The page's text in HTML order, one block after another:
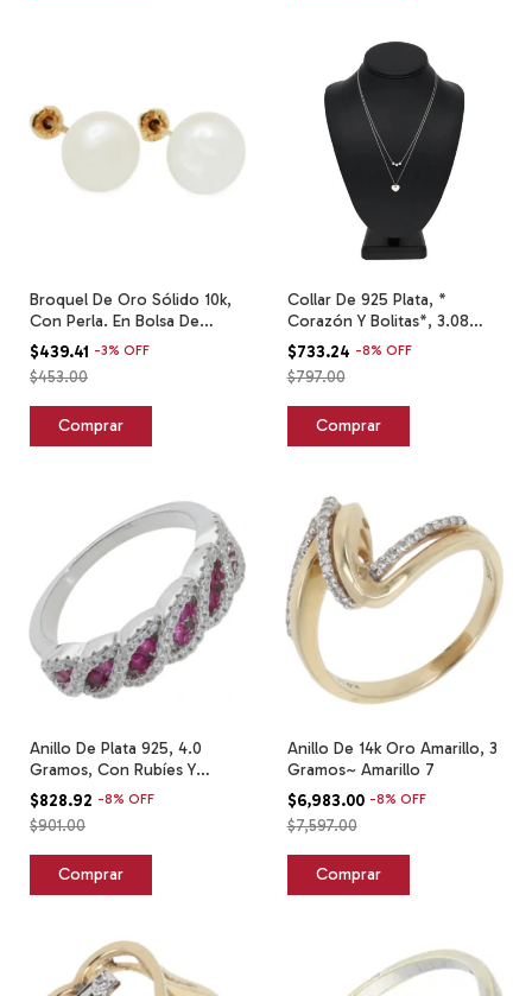
Broquel De Oro Sólido 10k,
Con Perla. En Bolsa De
Regalo Amarillo 4mm
$439.41 -3% OFF
$453.00
Collar De 925 Plata, *
Corazón Y Bolitas*, 3.08
Grs. Plateado
$733.24 -8% OFF
$797.00
Anillo De Plata 925, 4.0
Gramos, Con Rubíes Y
Circonias. Plateado 7
$828.92 -8% OFF
$901.00
Anillo De 14k Oro Amarillo, 3
Gramos~ Amarillo 7
$6,983.00 -8% OFF
$7,597.00